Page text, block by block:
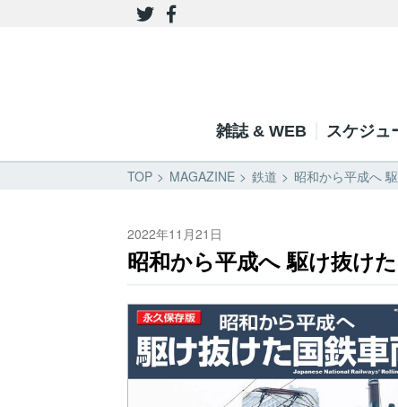
雑誌 & WEB スケジュ
TOP MAGAZINE 鉄道 昭和から平成へ
2022年11月21日
昭和から平成へ 駆け抜け